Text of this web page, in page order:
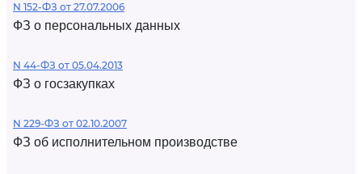
N 152-ФЗ от 27.07.2006
ФЗ о персональных данных
N 44-ФЗ от 05.04.2013
ФЗ о госзакупках
N 229-ФЗ от 02.10.2007
ФЗ об исполнительном производстве